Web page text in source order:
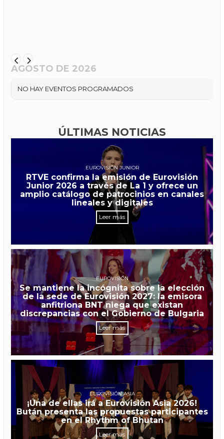
AGOSTO DE 2026
NO HAY EVENTOS PROGRAMADOS
ÚLTIMAS NOTICIAS
EUROVISIÓN JUNIOR
RTVE confirma la emisión de Eurovisión
Junior 2026 a través de La 1 y ofrece un
amplio catálogo de patrocinios en canales
lineales y digitales
Leer más
EUROVISIÓN
Se mantiene la incógnita sobre la elección
de la sede de Eurovisión 2027: la emisora
anfitriona BNT niega que existan
discrepancias con el Gobierno de Bulgaria
Leer más
EUROVISIÓN ASIA
¡Una de ellas irá a Eurovisión Asia 2026!
Bután presenta las propuestas participantes
en el Rhythm of Bhutan
Leer más